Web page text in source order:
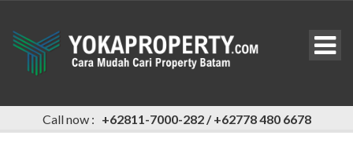
Call now : +62811-7000-282 / +62778 480 6678